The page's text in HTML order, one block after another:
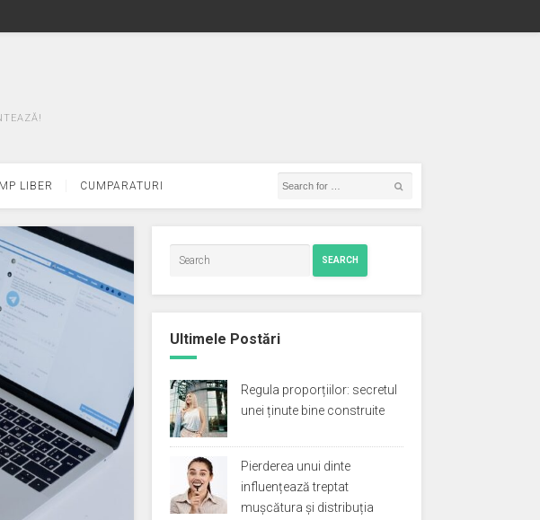
LIBER CUMPARATURI
SEARCH
Ultimele Postări
Regula proporțiilor: secretul
unei ținute bine construite
Pierderea unui dinte
influențează treptat
mușcătura și distribuția